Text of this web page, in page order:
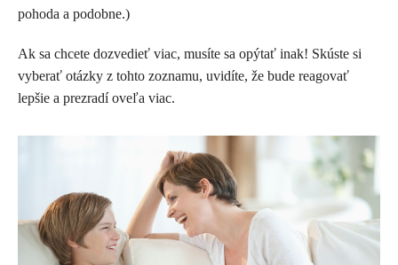
pohoda a podobne.)
Ak sa chcete dozvedieť viac, musíte sa opýtať inak! Skúste si
vyberať otázky z tohto zoznamu, uvidíte, že bude reagovať
lepšie a prezradí oveľa viac.